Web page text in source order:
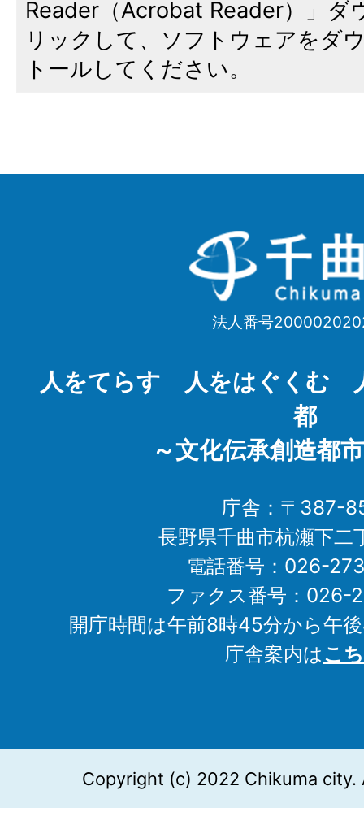
Reader（Acrobat Reader）」ダ
リックして、ソフトウェアをダ
トールしてください。
千
曲
Chikuma
法人番号
人をてらす 人をはぐくむ
都
～文化伝承創造都
庁舎：〒387-
長野県千曲市杭瀬下二
電話番号：026-
ファクス番号：026-
開庁時間は午前8時45分から午
庁舎案内はこ
Copyright (c) 2022 Chikuma city.